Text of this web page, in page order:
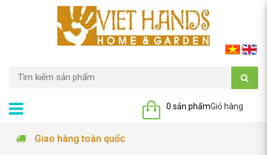
Giỏ hàng
0 sản phẩm
Giao hàng toàn quốc